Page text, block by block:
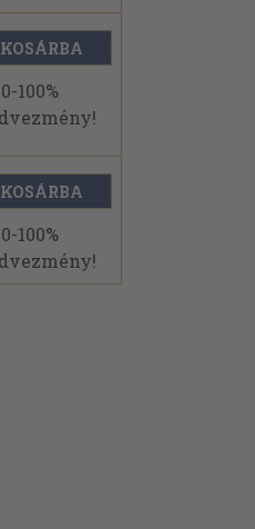
KOSÁRBA
KOSÁRBA